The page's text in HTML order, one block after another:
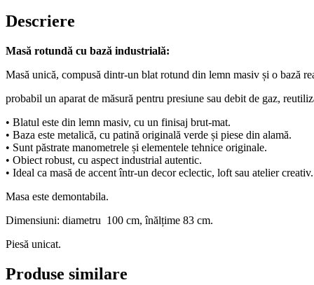
Descriere
Masă rotundă cu bază industrială:
Masă unică, compusă dintr-un blat rotund din lemn masiv și o bază
probabil un aparat de măsură pentru presiune sau debit de gaz,
• Blatul este din lemn masiv, cu un finisaj brut-mat.
• Baza este metalică, cu patină originală verde și piese din alamă.
• Sunt păstrate manometrele și elementele tehnice originale.
• Obiect robust, cu aspect industrial autentic.
• Ideal ca masă de accent într-un decor eclectic, loft sau atelier creativ.
Masa este demontabila.
Dimensiuni: diametru 100 cm, înălțime 83 cm.
Piesă unicat.
Produse similare